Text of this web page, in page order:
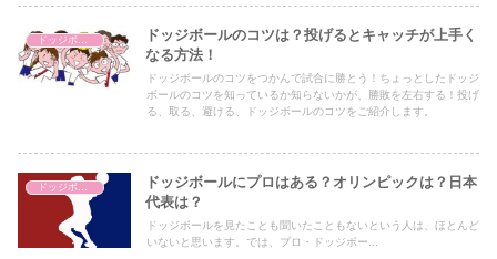
ドッジボール
ドッジボールのコツは？投げるとキャッチが上手く
なる方法！
ドッジボールのコツをつかんで試合に勝とう！ちょっとしたドッジ
ボールのコツを知っているか知らないかが、勝敗を左右する！投げ
る、取る、避ける、ドッジボールのコツをご紹介します。
ドッジボール
ドッジボールにプロはある？オリンピックは？日本
代表は？
ドッジボールを見たことも聞いたこともないという人は、ほとんど
いないと思います。では、プロ・ドッジボー...